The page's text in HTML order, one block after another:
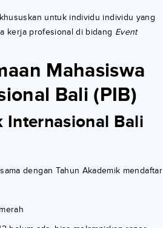
untuk individu individu yang
kerja profesional di bidang Event
Mahasiswa
Bali (PIB)
Internasional Bali
dengan Tahun Akademik mendaftar